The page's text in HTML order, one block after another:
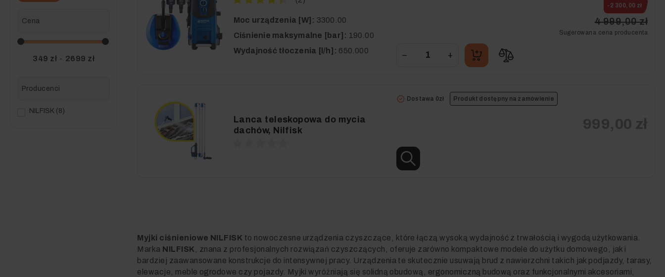
Cena
349 zł - 2699 zł
Producenci
NILFISK 8
Moc urządzenia [W]: 3300.00
Ciśnienie maksymalne [bar]: 190.00
Wydajność tłoczenia [l/h]: 650.000
-2 300,00 zł
4 999,00 zł
Sugerowana cena producenta
− +
Lanca teleskopowa do mycia
dachów, Nilfisk
Produkt dostępny na zamówienie
Dostawa 0zł
Myjki ciśnieniowe NILFISK to nowoczesne urządzenia czyszczące, które łączą wysoką wydajność z trwałością i wygodą użytkowania.
Marka NILFISK , znana z profesjonalnych rozwiązań czyszczących, oferuje zarówno kompaktowe modele do użytku domowego, jak i
bardziej zaawansowane konstrukcje do intensywnej pracy. Urządzenia te skutecznie usuwają brud z nawierzchni takich jak podjazdy, tarasy,
elewacje, meble ogrodowe czy pojazdy. Myjki wyróżniają się solidną obudową, ergonomiczną budową oraz funkcjonalnymi akcesoriami,